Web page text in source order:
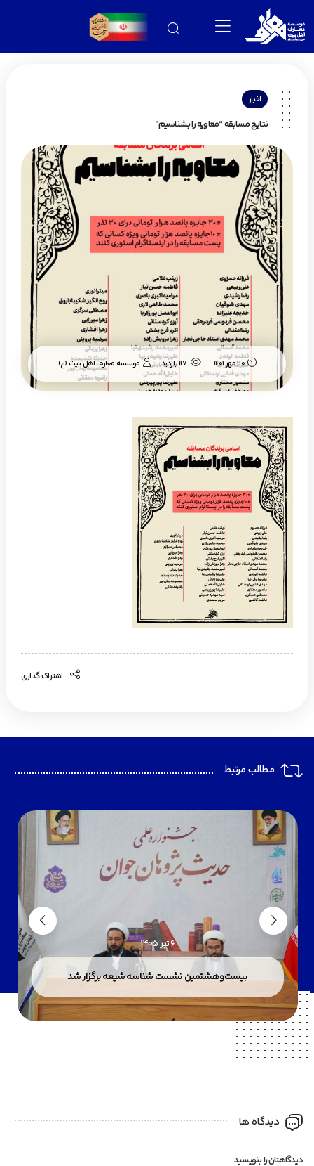
اخبار
نتایج مسابقه “معاویه را بشناسیم”
20 مهر 1401 117 بازدید موسسه معارف اهل بیت (ع)
اشتراک گذاری
مطالب مرتبط
6 تیر 1405
بیست‌وهشتمین نشست شناسه شیعه برگزار شد
دیدگاه ها
دیدگاهتان را بنویسید